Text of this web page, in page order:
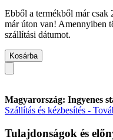
Ebből a termékből már csak
már úton van! Amennyiben
szállítási dátumot.
Kosárba
Magyarország: Ingyenes
Szállítás és kézbesítés -
Tulajdonságok és